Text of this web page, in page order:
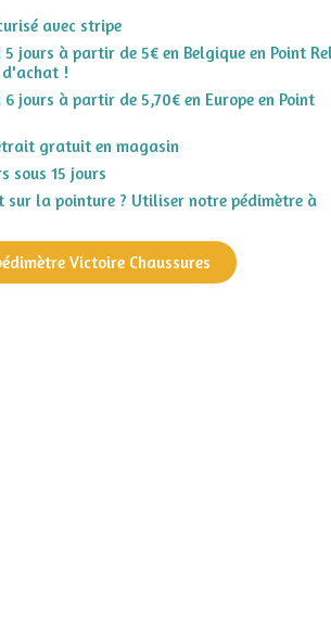
avec stripe
jours à partir de 5€ en Belgique en Point
d'achat !
jours à partir de 5,70€ en Europe en Point
gratuit en magasin
sous 15 jours
sur la pointure ? Utiliser notre pédimètre à
Victoire Chaussures